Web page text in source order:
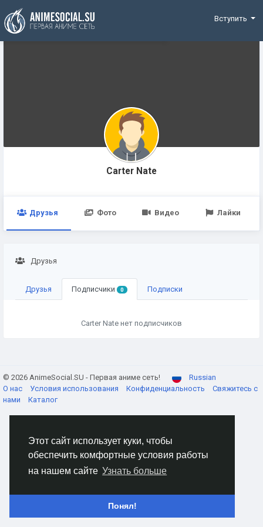
Этот сайт использует куки, чтобы
обеспечить комфортные условия работы
на нашем сайте Узнать больше
Понял!
Funding
Вступить
Carter Nate
Друзья Фото Видео Лайки
Друзья
Друзья Подписчики 0 Подписки
Carter Nate нет подписчиков
© 2026 AnimeSocial.SU - Первая аниме сеть!
Russian
О нас
Условия использования Конфиденциальность
Свяжитесь с
нами
Каталог